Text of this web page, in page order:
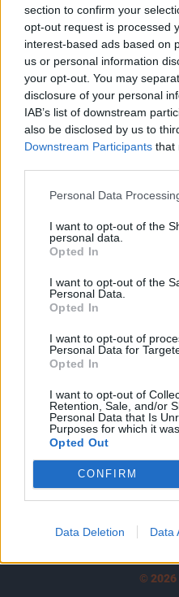
section to confirm your
opt-out request is processed
interest-based ads based on
us or personal information
your opt-out. You may
disclosure of your personal
IAB’s list of downstream
also be disclosed by us to
Downstream Participants that
Personal Data
I want to opt-out of the
personal data.
Opted In
I want to opt-out of the
Personal Data.
Opted In
I want to opt-out of
Personal Data for
Opted In
I want to opt-out of
Retention, Sale, and/or
Personal Data that Is
Purposes for which it
Opted Out
CONFIRM
Data Deletion Data
Jurij Podoljaka, a mintegy
YouTube-feliratkozóval
pénteken élesen szakított
2014-ben fordított hátat
taktikai elemzésekkel
2025–2026-os tél során is
közeli összeomlását. Most...
KEDVES OLVASÓNK!
A keresett cikk a
tartozik, melynek
regisztrációhoz kötött.
Az előfizetés a
Portfolio.hu teljes
Kötéslisták: BÉT
kötéslistái
MÁR ELŐFIZETŐNK VAGY?
©